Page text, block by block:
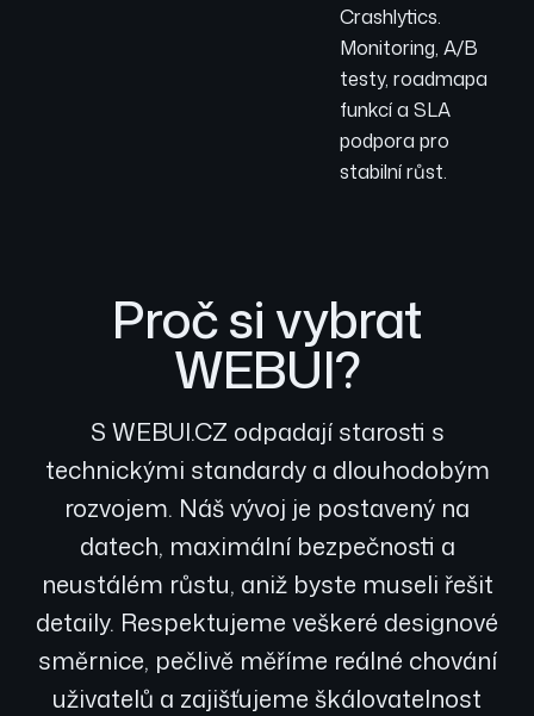
Crashlytics.
Monitoring, A/B
testy, roadmapa
funkcí a SLA
podpora pro
stabilní růst.
Proč si vybrat
WEBUI?
S WEBUI.CZ odpadají starosti s
technickými standardy a dlouhodobým
rozvojem. Náš vývoj je postavený na
datech, maximální bezpečnosti a
neustálém růstu, aniž byste museli řešit
detaily. Respektujeme veškeré designové
směrnice, pečlivě měříme reálné chování
uživatelů a zajišťujeme škálovatelnost